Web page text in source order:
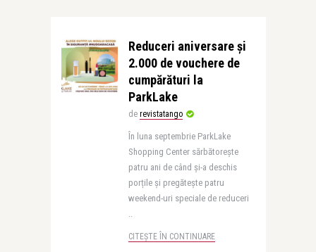
Reduceri aniversare și
2.000 de vouchere de
cumpărături la
ParkLake
de revistatango
În luna septembrie ParkLake
Shopping Center sărbătorește
patru ani de când și-a deschis
porțile și pregătește patru
weekend-uri speciale de reduceri
..
CITEȘTE ÎN CONTINUARE